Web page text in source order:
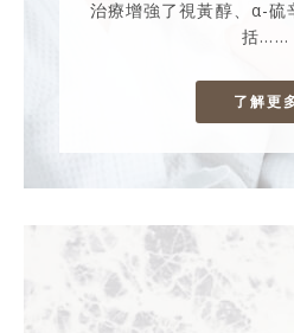
治療增強了視黃醇、α-硫
括……
了解更